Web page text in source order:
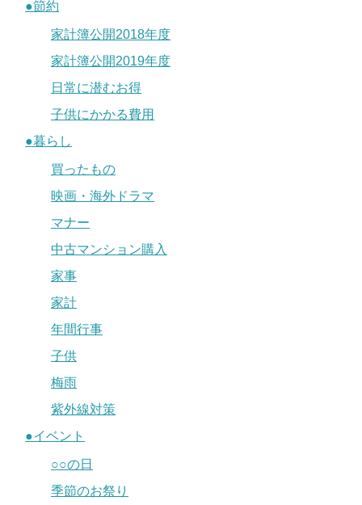
●節約
家計簿公開2018年度
家計簿公開2019年度
日常に潜むお得
子供にかかる費用
●暮らし
買ったもの
映画・海外ドラマ
マナー
中古マンション購入
家事
家計
年間行事
子供
梅雨
紫外線対策
●イベント
○○の日
季節のお祭り